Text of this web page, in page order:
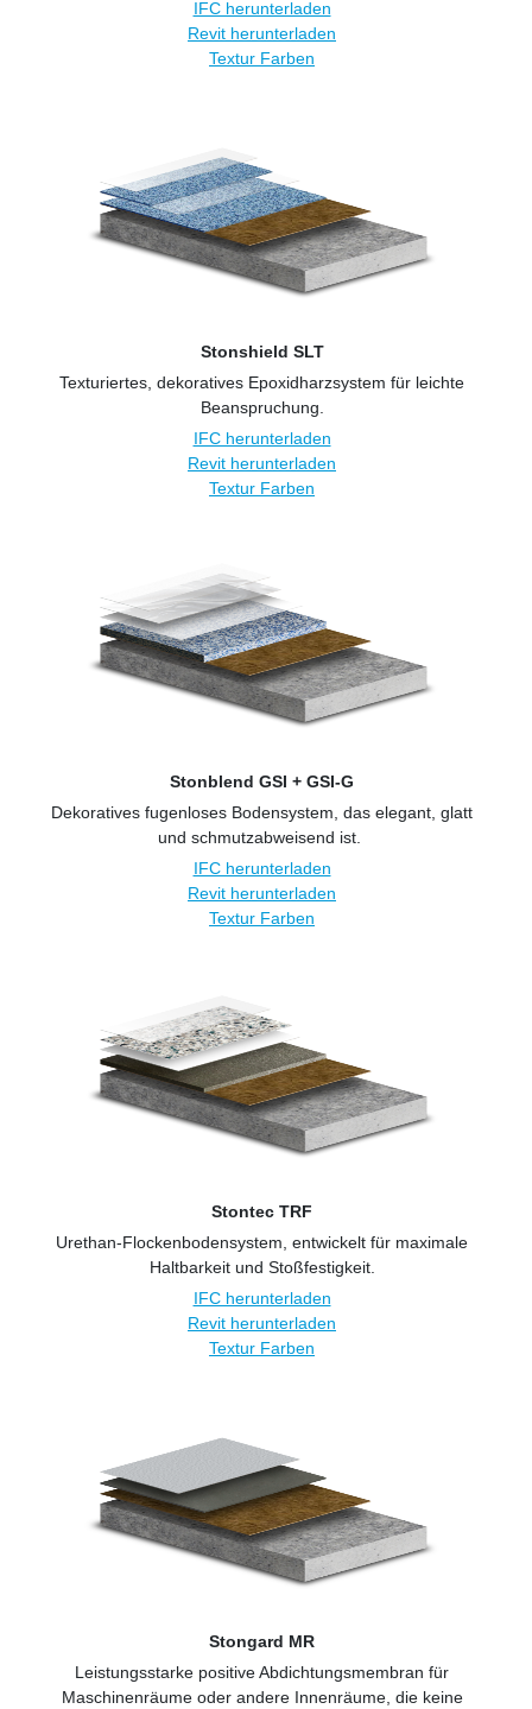
IFC herunterladen
Revit herunterladen
Textur Farben
Stonshield SLT
Texturiertes, dekoratives Epoxidharzsystem für leichte
Beanspruchung.
IFC herunterladen
Revit herunterladen
Textur Farben
Stonblend GSI + GSI-G
Dekoratives fugenloses Bodensystem, das elegant, glatt
und schmutzabweisend ist.
IFC herunterladen
Revit herunterladen
Textur Farben
Stontec TRF
Urethan-Flockenbodensystem, entwickelt für maximale
Haltbarkeit und Stoßfestigkeit.
IFC herunterladen
Revit herunterladen
Textur Farben
Stongard MR
Leistungsstarke positive Abdichtungsmembran für
Maschinenräume oder andere Innenräume, die keine